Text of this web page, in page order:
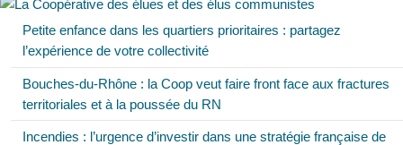
Petite enfance dans les quartiers prioritaires : partagez
l’expérience de votre collectivité
Bouches-du-Rhône : la Coop veut faire front face aux fractures
territoriales et à la poussée du RN
Incendies : l’urgence d’investir dans une stratégie française de